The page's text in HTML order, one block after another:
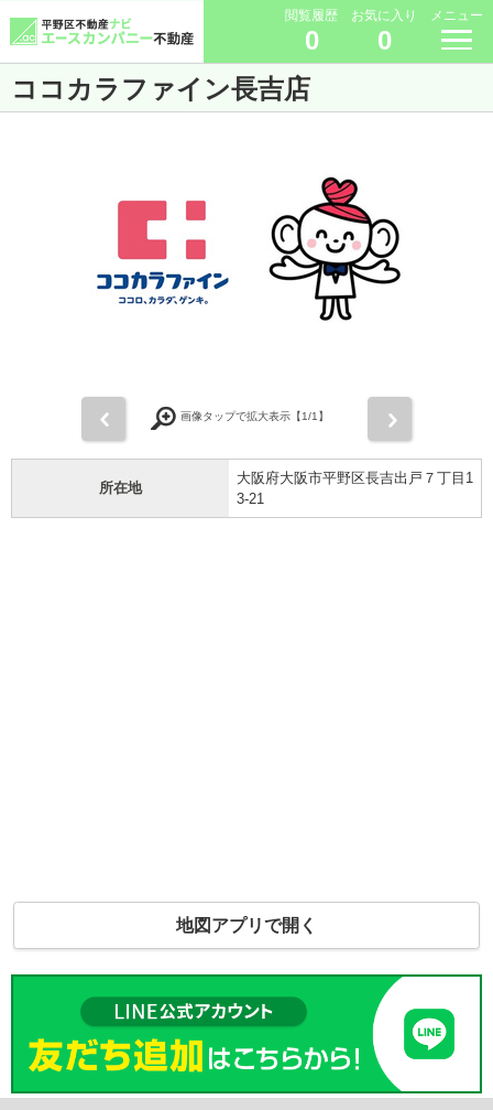
閲覧履歴
0
お気に入り
0
メニュー
ココカラファイン長吉店
画像タップで拡大表示【1/1】
所在地
大阪府大阪市平野区長吉出戸７丁目1
3-21
地図アプリで開く